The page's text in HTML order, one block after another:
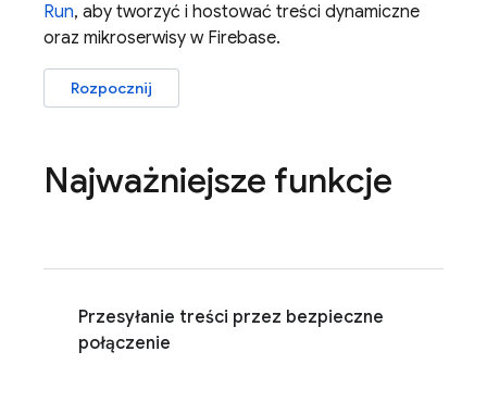
Run, aby tworzyć i hostować treści dynamiczne
oraz mikroserwisy w Firebase.
Rozpocznij
Najważniejsze funkcje
Przesyłanie treści przez bezpieczne
połączenie